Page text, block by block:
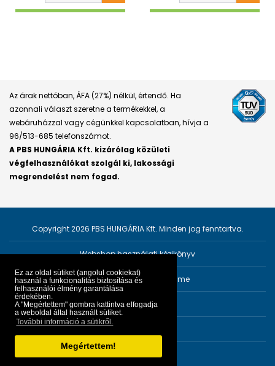
Ez az oldal sütiket (angolul cookiekat)
használ a funkcionalitás biztosítása és
felhasználói élmény garantálása
érdekében.
A "Megértettem" gombra kattintva elfogadja
a weboldal által használt sütiket.
További információ a sütikről.
Megértettem!
Az árak nettóban, ÁFA (27%) nélkül, értendő. Ha
azonnali választ szeretne a termékekkel, a
webáruházzal vagy cégünkkel kapcsolatban, hívja a
96/513-685 telefonszámot.
A PBS HUNGÁRIA Kft. kizárólag közületi
végfelhasználókat szolgál ki, lakossági
megrendelést nem fogad.
Copyright 2026 PBS HUNGÁRIA Kft. Minden jog fenntartva.
Webshop használati kézikönyv
Személyes adatok védelme
Impresszum
Fejlesztő:PRGroup